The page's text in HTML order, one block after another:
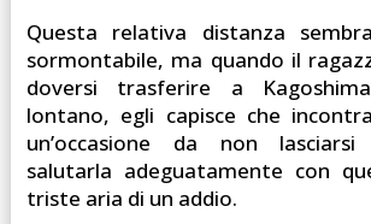
Questa relativa distanza
sormontabile, ma quando il
doversi trasferire a
lontano, egli capisce che
un’occasione da non
salutarla adeguatamente con
triste aria di un addio.